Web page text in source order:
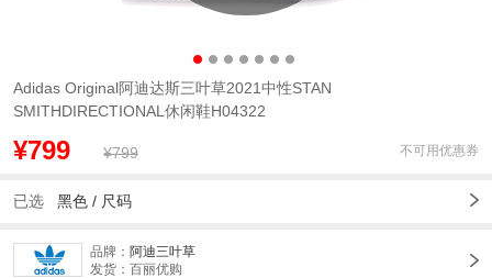
Adidas Original阿迪达斯三叶草2021中性STAN
SMITHDIRECTIONAL休闲鞋H04322
¥799 ¥799 不可用优惠券
已选 黑色 / 尺码
品牌： 阿迪三叶草
发货：百丽优购